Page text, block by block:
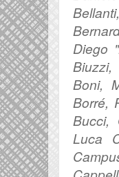
Diego
Boni,
Borré,
Bucci,
Luca